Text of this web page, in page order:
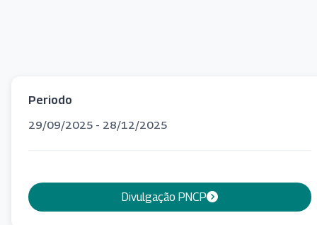
Periodo
29/09/2025 - 28/12/2025
Divulgação PNCP